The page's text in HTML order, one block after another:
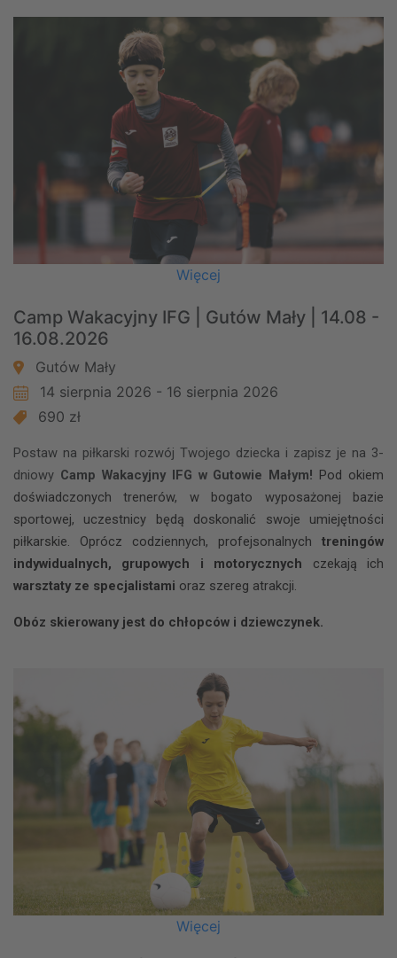
Więcej
Camp Wakacyjny IFG | Gutów Mały | 14.08 -
16.08.2026
Gutów Mały
14 sierpnia 2026 - 16 sierpnia 2026
690 zł
Postaw na piłkarski rozwój Twojego dziecka i zapisz je na 3-
dniowy Camp Wakacyjny IFG w Gutowie Małym! Pod okiem
doświadczonych trenerów, w bogato wyposażonej bazie
sportowej, uczestnicy będą doskonalić swoje umiejętności
piłkarskie. Oprócz codziennych, profejsonalnych treningów
indywidualnych, grupowych i motorycznych czekają ich
warsztaty ze specjalistami oraz szereg atrakcji.
Obóz skierowany jest do chłopców i dziewczynek.
Więcej